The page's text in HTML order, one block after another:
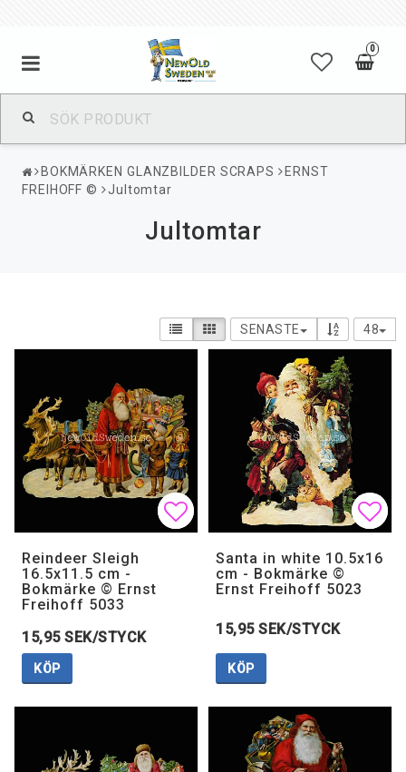
0
BOKMÄRKEN GLANZBILDER SCRAPS
ERNST
FREIHOFF ©
Jultomtar
Jultomtar
SENASTE 48
Lägg till i favoritlistan
Lägg till i favoritlistan
Reindeer Sleigh
16.5x11.5 cm -
Bokmärke © Ernst
Freihoff 5033
15,95 SEK/STYCK
KÖP
Santa in white 10.5x16
cm - Bokmärke ©
Ernst Freihoff 5023
15,95 SEK/STYCK
KÖP